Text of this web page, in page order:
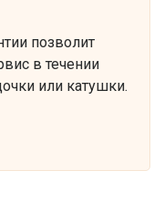
позволит
в течении
или катушки.